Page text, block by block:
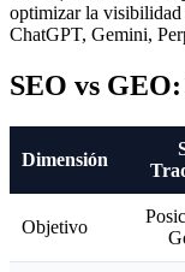
optimizar la visibilidad
ChatGPT, Gemini,
SEO vs
Dimensión
Objetivo